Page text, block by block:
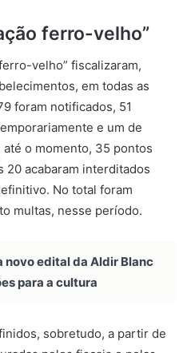
ferro-velho”
velho” fiscalizaram,
em todas as
foram notificados, 51
e um de
o momento, 35 pontos
20 acabaram interditados
No total foram
multas, nesse período.
novo edital da Aldir Blanc
para a cultura
sobretudo, a partir de